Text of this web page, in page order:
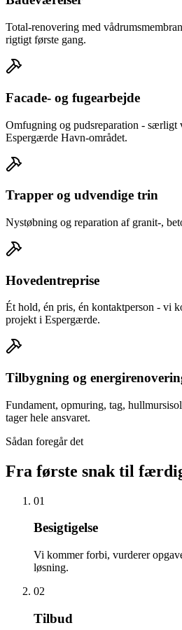
Total-renovering med
rigtigt første gang.
Facade- og fugearbejde
Omfugning og pudsreparation - særligt
Espergærde Havn-området.
Trapper og udvendige trin
Nystøbning og reparation af granit-,
Hovedentreprise
Ét hold, én pris, én kontaktperson - vi
projekt i Espergærde.
Tilbygning og
Fundament, opmuring, tag,
tager hele ansvaret.
Sådan foregår det
Fra første snak til
01
Besigtigelse
Vi kommer forbi, vurderer
løsning.
02
Tilbud